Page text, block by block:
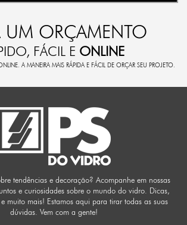
UM ORÇAMENTO
FÁCIL E ONLINE
A MANEIRA MAIS RÁPIDA E FÁCIL DE ORÇAR SEU PROJETO.
tendências e decoração? Acompanhe em nossas
e curiosidades sobre o mundo do vidro. Dicas,
muito mais! Estamos aqui para tirar todas as suas
dúvidas. Vem com a gente!